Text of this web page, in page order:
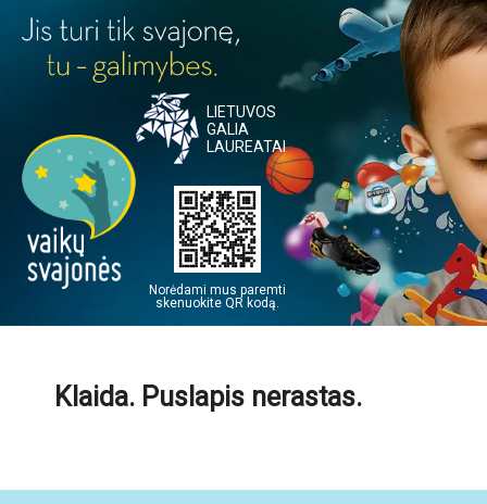
LIETUVOS
GALIA
LAUREATAI
Norėdami mus paremti
skenuokite QR kodą.
Klaida. Puslapis nerastas.